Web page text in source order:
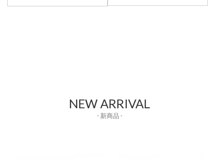
NEW ARRIVAL
- 新商品 -